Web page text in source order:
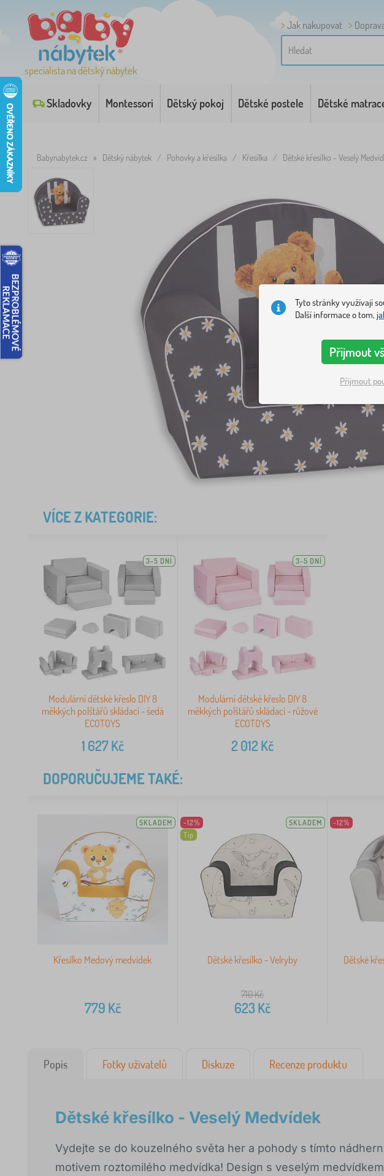
specialista na dětský nábytek
Jak nakupovat
Skladovky Montessori Dětský pokoj Dětské postele Dětské
Babynabytek.cz » Dětský nábytek / Pohovky a křesílka / Křesílka / Dětské křesílko - Veselý
VÍCE Z KATEGORIE:
3-5 DNÍ
Modulární dětské křeslo DIY 8
měkkých polštářů skládací - šedá
ECOTOYS
1 627Kč
3-5 DNÍ
Modulární dětské křeslo DIY 8
měkkých polštářů skládací - růžové
ECOTOYS
2 012 Kč
DOPORUČUJEME TAKÉ:
SKLADEM
Křesílko Medový medvídek
779 Kč
-12%
Tip
SKLADEM
Dětské křesílko - Velryby
710Kč
623Kč
-12%
Dětské
Popis Fotky uživatelů Diskuze Recenze produktu
Dětské křesílko - Veselý Medvídek
Vydejte se do kouzelného světa her a pohody s tímto
motivem roztomilého medvídka! Design s veselým
Tyto stránky využívají
Další informace o tom,
Přijmout
Přijmout